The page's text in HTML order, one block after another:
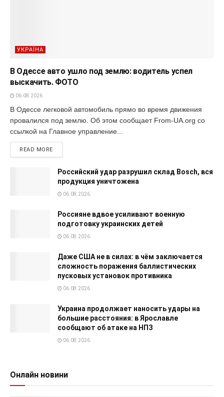
УКРАЇНА
В Одессе авто ушло под землю: водитель успел
выскачить. ФОТО
06.08.2026
В Одессе легковой автомобиль прямо во время движения
провалился под землю. Об этом сообщает From-UA.org со
ссылкой на Главное управление...
READ MORE
Российский удар разрушил склад Bosch, вся
продукция уничтожена
06.08.2026
Россияне вдвое усиливают военную
подготовку украинских детей
06.08.2026
Даже США не в силах: в чём заключается
сложность поражения баллистических
пусковых установок противника
06.08.2026
Украина продолжает наносить удары на
большие расстояния: в Ярославле
сообщают об атаке на НПЗ
06.08.2026
Онлайн новини